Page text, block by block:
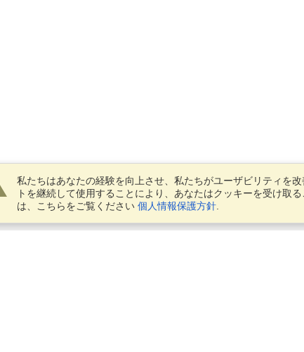
私たちはあなたの経験を向上させ、私たちがユーザビリティを
トを継続して使用することにより、あなたはクッキーを受け取
は、こちらをご覧ください 個人情報保護方針